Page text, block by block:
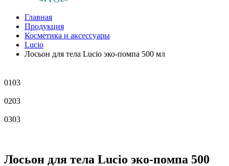
Главная
Продукция
Косметика и аксессуары
Lucio
Лосьон для тела Lucio эко-помпа 500 мл
0103
0203
0303
Лосьон для тела Lucio эко-помпа 500